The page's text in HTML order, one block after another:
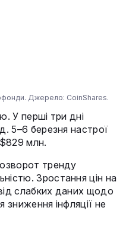
Джерело: CoinShares.
У перші три дні
5–6 березня настрої
млн.
тренду
Зростання цін на
слабких даних щодо
інфляції не